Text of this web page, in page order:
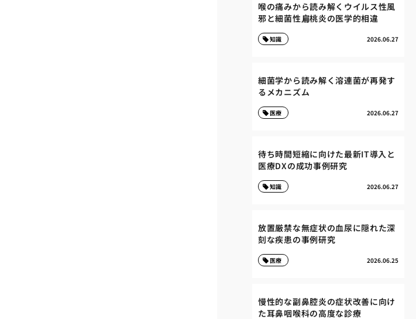
喉の痛みから読み解くウイルス性風
邪と細菌性扁桃炎の医学的相違
2026.06.27
知識
細菌学から読み解く溶連菌が再発す
るメカニズム
2026.06.27
医療
待ち時間短縮に向けた最新IT導入と
医療DXの成功事例研究
2026.06.27
知識
放置厳禁な無症状の血尿に隠れた深
刻な疾患の事例研究
2026.06.25
医療
慢性的な副鼻腔炎の症状改善に向け
た耳鼻咽喉科の高度な診療